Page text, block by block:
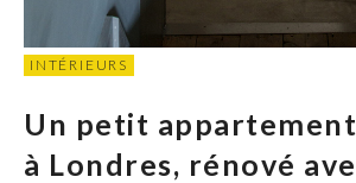
INTÉRIEURS
Un petit
à Londres, rénové